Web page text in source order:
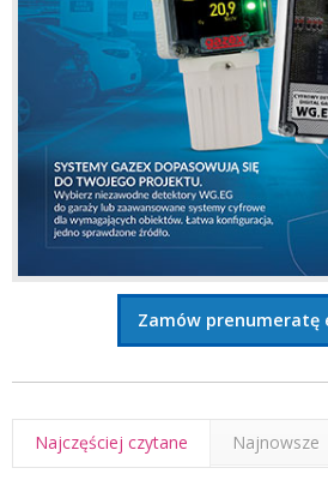
Zamów prenumeratę
Najczęściej czytane Najnowsze